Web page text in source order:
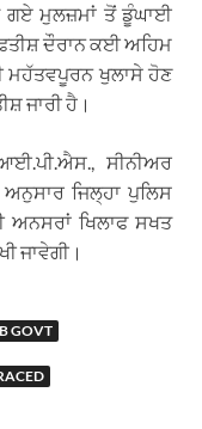
ਗਏ ਮੁਲਜ਼ਮਾਂ ਤੋਂ ਡੂੰਘਾਈ
ਦੌਰਾਨ ਕਈ ਅਹਿਮ
ਮਹੱਤਵਪੂਰਨ ਖੁਲਾਸੇ ਹੋਣ
ਜਾਰੀ ਹੈ।
ਸੀਨੀਅਰ
ਜਿਲ੍ਹਾ ਪੁਲਿਸ
ਅਨਸਰਾਂ ਖਿਲਾਫ ਸਖਤ
ਜਾਵੇਗੀ।
GOVT